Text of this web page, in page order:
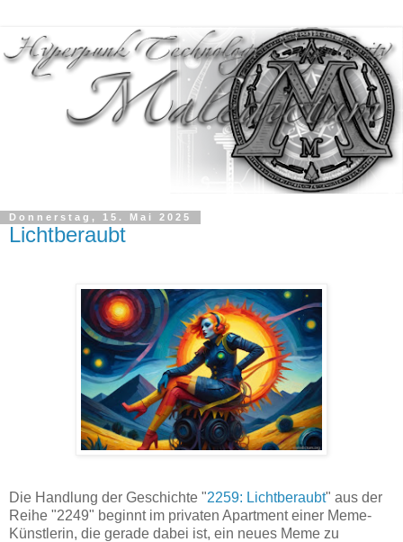
Donnerstag, 15. Mai 2025
Lichtberaubt
Die Handlung der Geschichte "2259: Lichtberaubt" aus der
Reihe "2249" beginnt im privaten Apartment einer Meme-
Künstlerin, die gerade dabei ist, ein neues Meme zu